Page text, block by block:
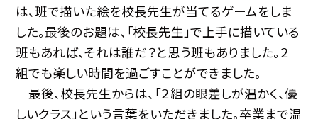
は、班で描いた絵を校長先生が当てるゲームをしま
した。最後のお題は、「校長先生」で上手に描いている
班もあれば、それは誰だ？と思う班もありました。２
組でも楽しい時間を過ごすことができました。
最後、校長先生からは、「２組の眼差しが温かく、優
しいクラス」という言葉をいただきました。卒業まで温